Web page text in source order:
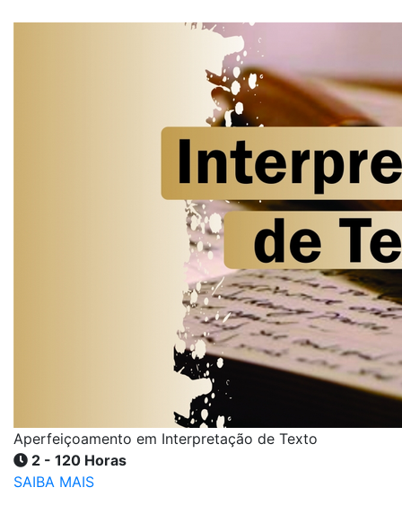
Aperfeiçoamento em Interpretação de Texto
2 - 120 Horas
SAIBA MAIS